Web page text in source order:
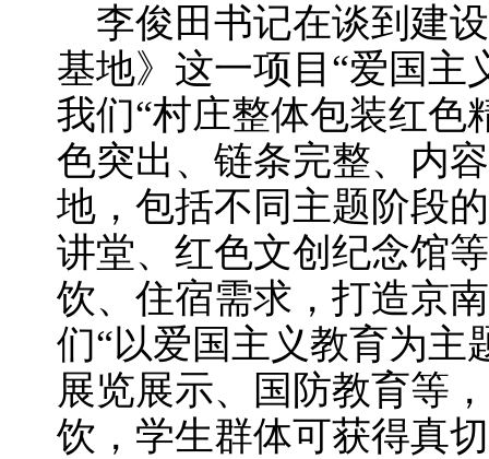
李俊田书记在谈到建
基地》这一项目“爱国主
我们“村庄整体包装红色
色突出、链条完整、内
地，包括不同主题阶段
讲堂、红色文创纪念馆
饮、住宿需求，打造京
们“以爱国主义教育为主
展览展示、国防教育等
饮，学生群体可获得真